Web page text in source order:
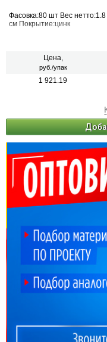
Фасовка:80 шт Вес
см Покрытие:цинк
Цена,
руб./упак
1 921.19